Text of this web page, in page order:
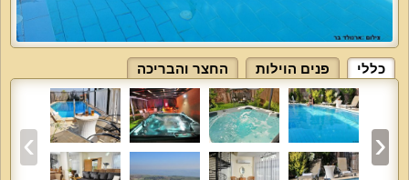
כללי פנים הוילות החצר והבריכה